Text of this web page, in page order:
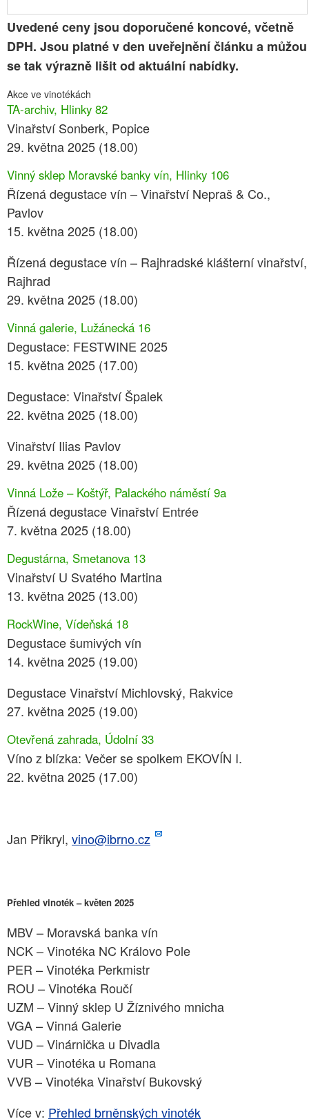
Uvedené ceny jsou doporučené koncové, včetně
DPH. Jsou platné v den uveřejnění článku a můžou
se tak výrazně lišit od aktuální nabídky.
Akce ve vinotékách
TA-archiv, Hlinky 82
Vinařství Sonberk, Popice
29. května 2025 (18.00)
Vinný sklep Moravské banky vín, Hlinky 106
Řízená degustace vín – Vinařství Nepraš & Co.,
Pavlov
15. května 2025 (18.00)
Řízená degustace vín – Rajhradské klášterní vinařství,
Rajhrad
29. května 2025 (18.00)
Vinná galerie, Lužánecká 16
Degustace: FESTWINE 2025
15. května 2025 (17.00)
Degustace: Vinařství Špalek
22. května 2025 (18.00)
Vinařství Ilias Pavlov
29. května 2025 (18.00)
Vinná Lože – Koštýř, Palackého náměstí 9a
Řízená degustace Vinařství Entrée
7. května 2025 (18.00)
Degustárna, Smetanova 13
Vinařství U Svatého Martina
13. května 2025 (13.00)
RockWine, Vídeňská 18
Degustace šumivých vín
14. května 2025 (19.00)
Degustace Vinařství Michlovský, Rakvice
27. května 2025 (19.00)
Otevřená zahrada, Údolní 33
Víno z blízka: Večer se spolkem EKOVÍN I.
22. května 2025 (17.00)
Jan Přikryl, vino@ibrno.cz
Přehled vinoték – květen 2025
MBV – Moravská banka vín
NCK – Vinotéka NC Královo Pole
PER – Vinotéka Perkmistr
ROU – Vinotéka Roučí
UZM – Vinný sklep U Žíznivého mnicha
VGA – Vinná Galerie
VUD – Vinárnička u Divadla
VUR – Vinotéka u Romana
VVB – Vinotéka Vinařství Bukovský
Více v: Přehled brněnských vinoték